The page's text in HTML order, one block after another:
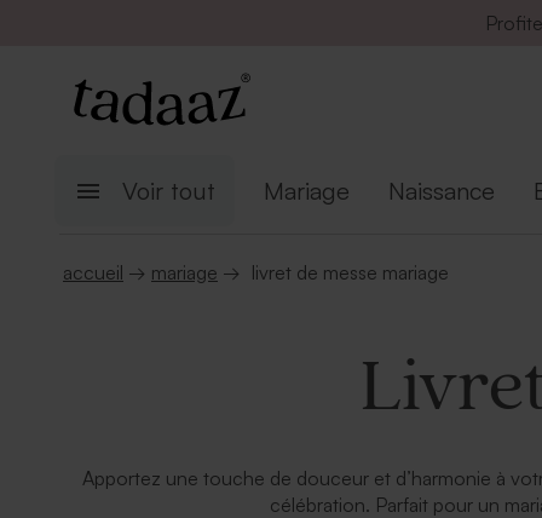
Voir tout Mariage Naissance
accueil → mariage → livret de messe mariage
Apportez une touche de douceur et d’harmonie à
célébration. Parfait pour un